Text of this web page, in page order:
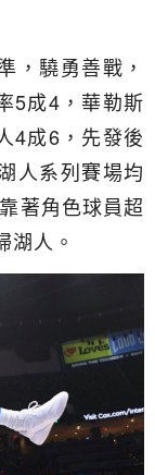
，驍勇善戰，
5成4，華勒斯
4成6，先發後
人系列賽場均
著角色球員超
湖人。